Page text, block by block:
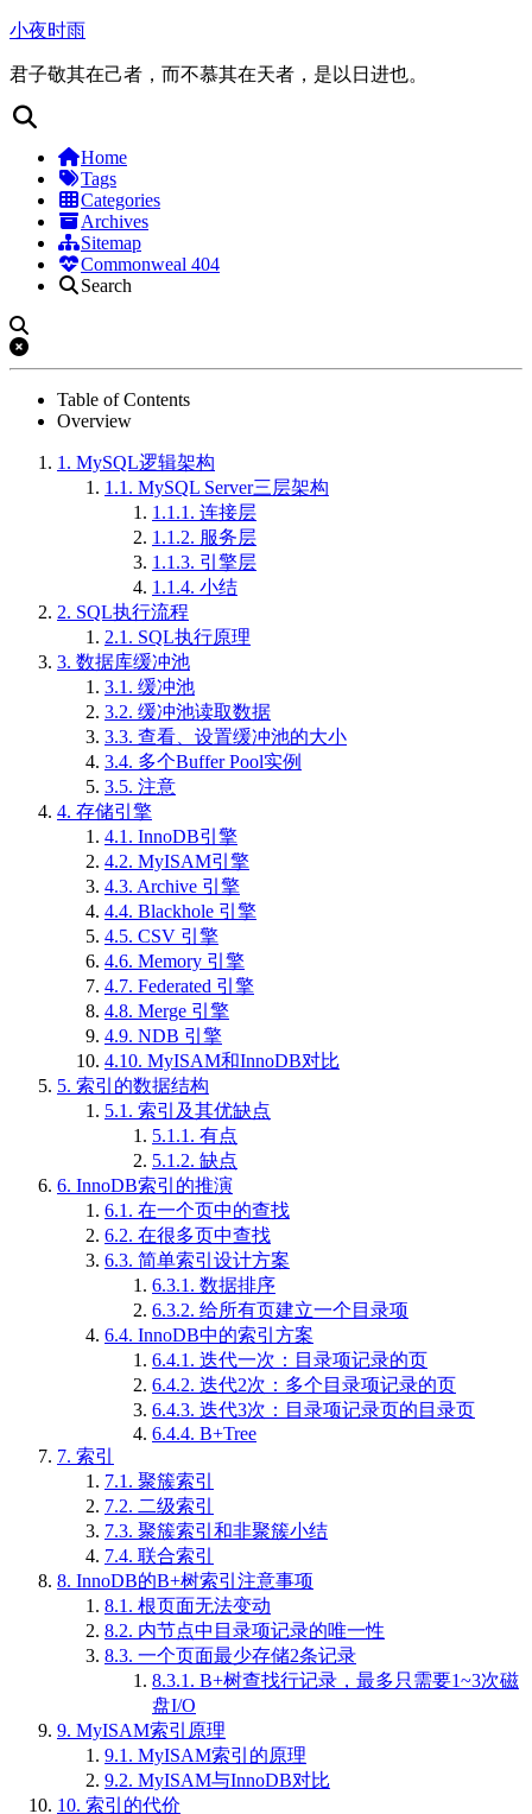
小夜时雨
君子敬其在己者，而不慕其在天者，是以日进也。
Home
Tags
Categories
Archives
Sitemap
Commonweal 404
Search
Table of Contents
Overview
1. MySQL逻辑架构
1.1. MySQL Server三层架构
1.1.1. 连接层
1.1.2. 服务层
1.1.3. 引擎层
1.1.4. 小结
2. SQL执行流程
2.1. SQL执行原理
3. 数据库缓冲池
3.1. 缓冲池
3.2. 缓冲池读取数据
3.3. 查看、设置缓冲池的大小
3.4. 多个Buffer Pool实例
3.5. 注意
4. 存储引擎
4.1. InnoDB引擎
4.2. MyISAM引擎
4.3. Archive 引擎
4.4. Blackhole 引擎
4.5. CSV 引擎
4.6. Memory 引擎
4.7. Federated 引擎
4.8. Merge 引擎
4.9. NDB 引擎
4.10. MyISAM和InnoDB对比
5. 索引的数据结构
5.1. 索引及其优缺点
5.1.1. 有点
5.1.2. 缺点
6. InnoDB索引的推演
6.1. 在一个页中的查找
6.2. 在很多页中查找
6.3. 简单索引设计方案
6.3.1. 数据排序
6.3.2. 给所有页建立一个目录项
6.4. InnoDB中的索引方案
6.4.1. 迭代一次：目录项记录的页
6.4.2. 迭代2次：多个目录项记录的页
6.4.3. 迭代3次：目录项记录页的目录页
6.4.4. B+Tree
7. 索引
7.1. 聚簇索引
7.2. 二级索引
7.3. 聚簇索引和非聚簇小结
7.4. 联合索引
8. InnoDB的B+树索引注意事项
8.1. 根页面无法变动
8.2. 内节点中目录项记录的唯一性
8.3. 一个页面最少存储2条记录
8.3.1. B+树查找行记录，最多只需要1~3次磁
盘I/O
9. MyISAM索引原理
9.1. MyISAM索引的原理
9.2. MyISAM与InnoDB对比
10. 索引的代价